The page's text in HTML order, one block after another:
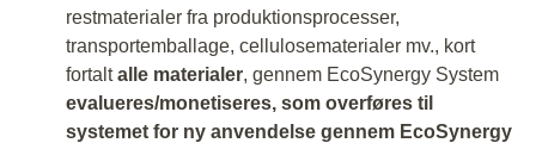
restmaterialer fra produktionsprocesser,
transportemballage, cellulosematerialer mv., kort
fortaltalle materialer, gennem EcoSynergy System
evalueres/monetiseres, som overføres til
systemet for ny anvendelse gennem EcoSynergy